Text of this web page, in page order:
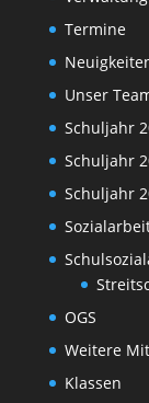
Termine
Unser
Schuljahr
Schuljahr
Schuljahr
OGS
Weitere
Klassen